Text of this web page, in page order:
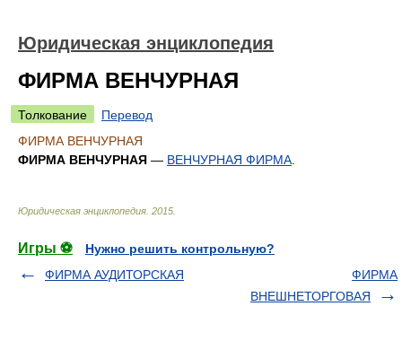
Юридическая энциклопедия
ФИРМА ВЕНЧУРНАЯ
Толкование
Перевод
ФИРМА ВЕНЧУРНАЯ
ФИРМА ВЕНЧУРНАЯ — ВЕНЧУРНАЯ ФИРМА
Юридическая энциклопедия 2015
Игры ⚽
Нужно решить контрольную?
ФИРМА АУДИТОРСКАЯ
ФИРМА
ВНЕШНЕТОРГОВАЯ